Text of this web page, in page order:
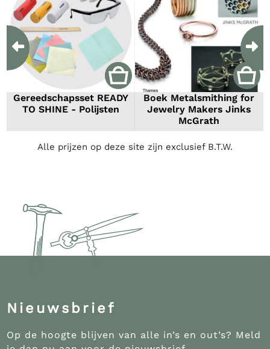
Gereedschapsset READY
TO SHINE - Polijsten
Boek Metalsmithing for
Jewelry Makers Jinks
McGrath
Previous
Alle prijzen op deze site zijn exclusief B.T.W.
Nieuwsbrief
Op de hoogte blijven van alle in’s en out’s? Meld